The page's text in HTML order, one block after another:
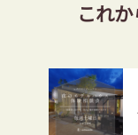
これ